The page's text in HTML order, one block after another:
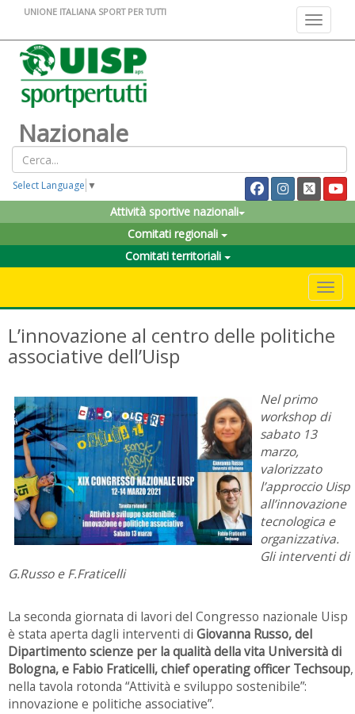
Toggle
UNIONE ITALIANA SPORT PER TUTTI
Nazionale
Select Language ▼
Attività sportive nazionali
Comitati regionali
Comitati territoriali
L’innovazione al centro delle politiche
associative dell’Uisp
Nel primo
workshop di
sabato 13
marzo,
valorizzato
l’approccio Uisp
all’innovazione
tecnologica e
organizzativa.
Gli interventi di
G.Russo e F.Fraticelli
La seconda giornata di lavori del Congresso nazionale Uisp
è stata aperta dagli interventi di Giovanna Russo, del
Dipartimento scienze per la qualità della vita Università di
Bologna, e Fabio Fraticelli, chief operating officer Techsoup,
nella tavola rotonda “Attività e sviluppo sostenibile”:
innovazione e politiche associative”.